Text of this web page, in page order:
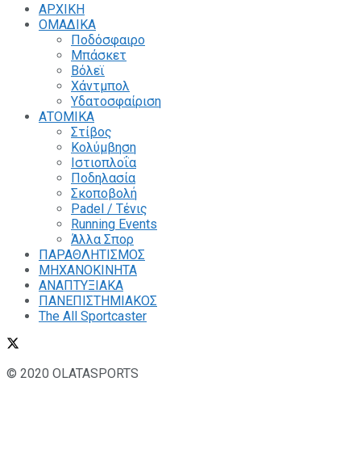
ΑΡΧΙΚΗ
ΟΜΑΔΙΚΑ
Ποδόσφαιρο
Μπάσκετ
Βόλεϊ
Χάντμπολ
Υδατοσφαίριση
ΑΤΟΜΙΚΑ
Στίβος
Κολύμβηση
Ιστιοπλοΐα
Ποδηλασία
Σκοποβολή
Padel / Τένις
Running Events
Άλλα Σπορ
ΠΑΡΑΘΛΗΤΙΣΜΟΣ
ΜΗΧΑΝΟΚΙΝΗΤΑ
ΑΝΑΠΤΥΞΙΑΚΑ
ΠΑΝΕΠΙΣΤΗΜΙΑΚΟΣ
The All Sportcaster
© 2020 OLATASPORTS